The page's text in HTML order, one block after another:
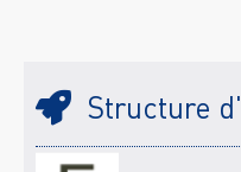
Structure d'